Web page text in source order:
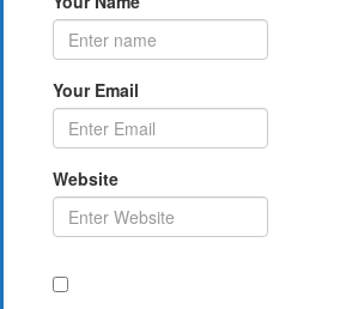
Your Email
Website